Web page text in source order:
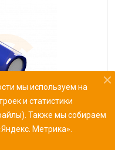
пФ±1%
мы используем на
и статистики
Также мы собираем
Метрика».